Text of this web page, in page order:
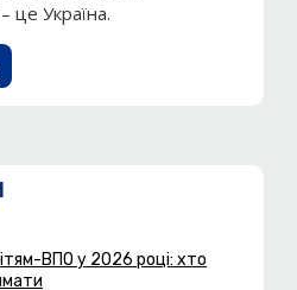
це Україна.
ВПО у 2026 році: хто